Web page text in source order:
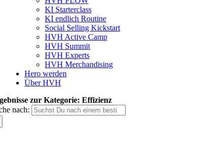
KI Starterclass
KI endlich Routine
Social Selling Kickstart
HVH Active Camp
HVH Summit
HVH Experts
HVH Merchandising
Hero werden
Über HVH
zur Kategorie: Effizienz
nach: